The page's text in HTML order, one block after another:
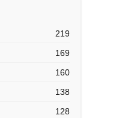
219
169
160
138
128